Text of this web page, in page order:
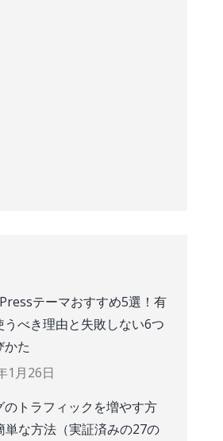
テーマおすすめ5選！有
うべき理由と失敗しない6つ
かた
1月26日
のトラフィックを増やす方
単な方法（実証済みの27の